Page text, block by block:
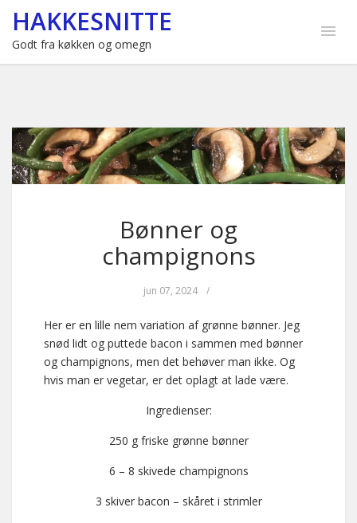
HAKKESNITTE
Godt fra køkken og omegn
Bønner og
champignons
jun 07, 2024 /
Her er en lille nem variation af grønne bønner. Jeg
snød lidt og puttede bacon i sammen med bønner
og champignons, men det behøver man ikke. Og
hvis man er vegetar, er det oplagt at lade være.
Ingredienser:
250 g friske grønne bønner
6 – 8 skivede champignons
3 skiver bacon – skåret i strimler